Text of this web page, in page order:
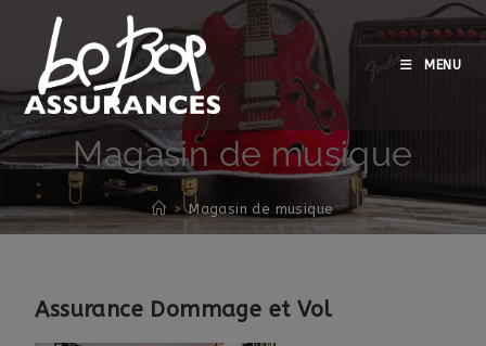
MENU
Magasin de musique
> Magasin de musique
Assurance Dommage et Vol